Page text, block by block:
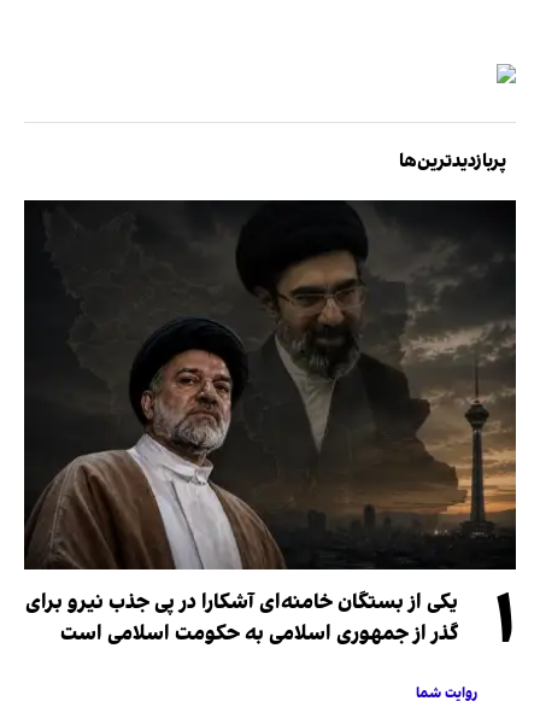
پربازدیدترین‌ها
۱
یکی از بستگان خامنه‌ای آشکارا در پی جذب نیرو برای
گذر از جمهوری اسلامی به حکومت اسلامی است
روایت شما